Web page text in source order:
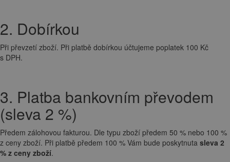
2. Dobírkou
Při převzetí zboží. Při platbě dobírkou účtujeme poplatek 100 Kč
s DPH.
3. Platba bankovním převodem
(sleva 2 %)
Předem zálohovou fakturou. Dle typu zboží předem 50 % nebo 100 %
z ceny zboží. Při platbě předem 100 % Vám bude poskytnuta sleva 2
% z ceny zboží.